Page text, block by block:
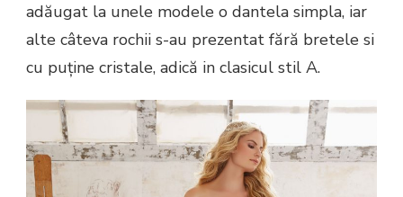
adăugat la unele modele o dantela simpla, iar
alte câteva rochii s-au prezentat fără bretele si
cu puține cristale, adică in clasicul stil A.